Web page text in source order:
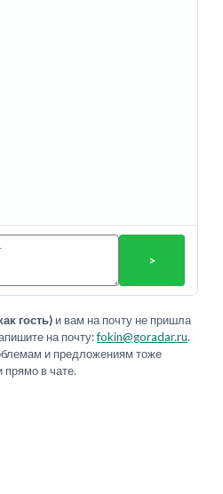
>
гость) и вам на почту не пришла
на почту:fokin@goradar.ru.
и предложениям тоже
прямо в чате.